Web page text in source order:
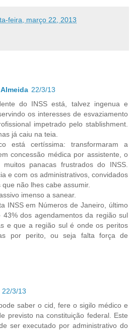
feira, março 22, 2013
22/3/13
do INSS está, talvez ingenua e
os interesses de esvaziamento
impetrado pelo stablishment.
já caiu na teia.
está certíssima: transformaram a
concessão médica por assistente, o
panacas frustrados do INSS.
e com os administrativos, convidados
não lhes cabe assumir.
imenso a sanear.
INSS em Números de Janeiro, último
43% dos agendamentos da região sul
e que a região sul é onde os peritos
por perito, ou seja falta força de
22/3/13
saber o cid, fere o sigilo médico e
previsto na constituição federal. Este
ser executado por administrativo do